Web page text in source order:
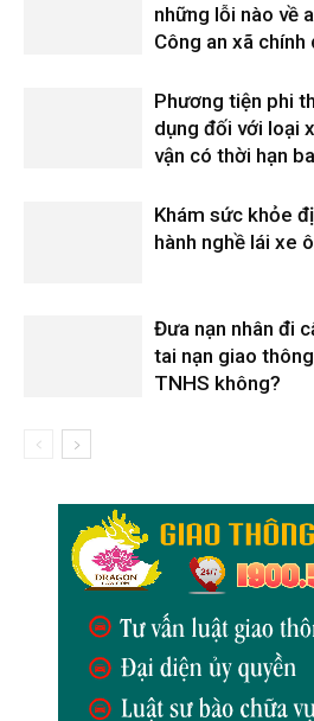
những lỗi nào về
Công an xã chính
Phương tiện phi
dụng đối với loại
vận có thời hạn
Khám sức khỏe
hành nghề lái xe
Đưa nạn nhân đi
tai nạn giao
TNHS không?